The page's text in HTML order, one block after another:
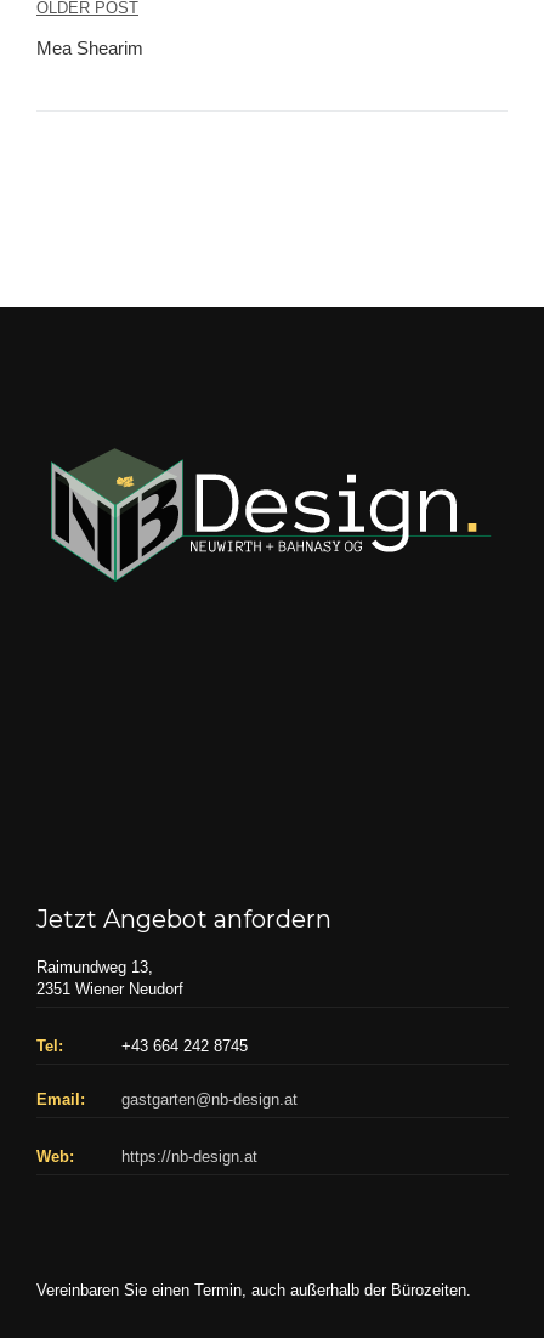
Beitragsnavigation
OLDER POST
Mea Shearim
Jetzt Angebot anfordern
Raimundweg 13,
2351 Wiener Neudorf
Tel: +43 664 242 8745
Email: gastgarten@nb-design.at
Web: https://nb-design.at
Vereinbaren Sie einen Termin, auch außerhalb der Bürozeiten.